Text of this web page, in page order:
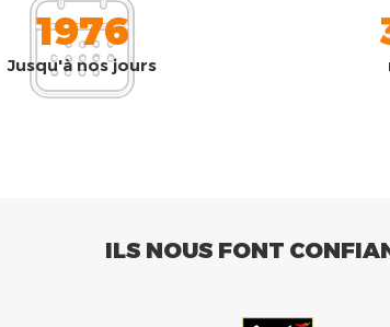
1976
Jusqu'à nos jours
ILS NOUS FONT